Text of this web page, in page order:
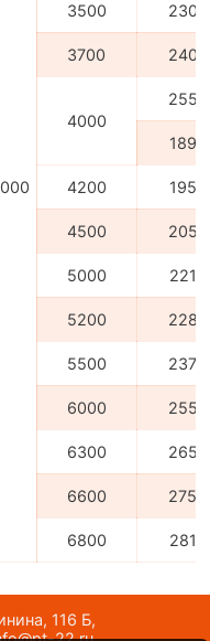
3500 2305
3700 2405
4000
2555
1895
4200 1955
4500 2055
5000 2215
5200 2285
5500 2375
6000 2556
6300 2656
6600 2756
6800 2816
116 Б,